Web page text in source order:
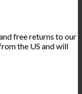
free returns to our
the US and will